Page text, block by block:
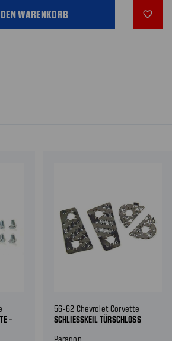
WARENKORB favorite_outline
-
56-62 Chevrolet Corvette
SCHLIESSKEIL TÜRSCHLOSS
Paragon